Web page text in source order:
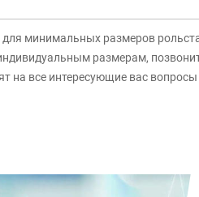
минимальных размеров
размерам,
на все интересующие вас